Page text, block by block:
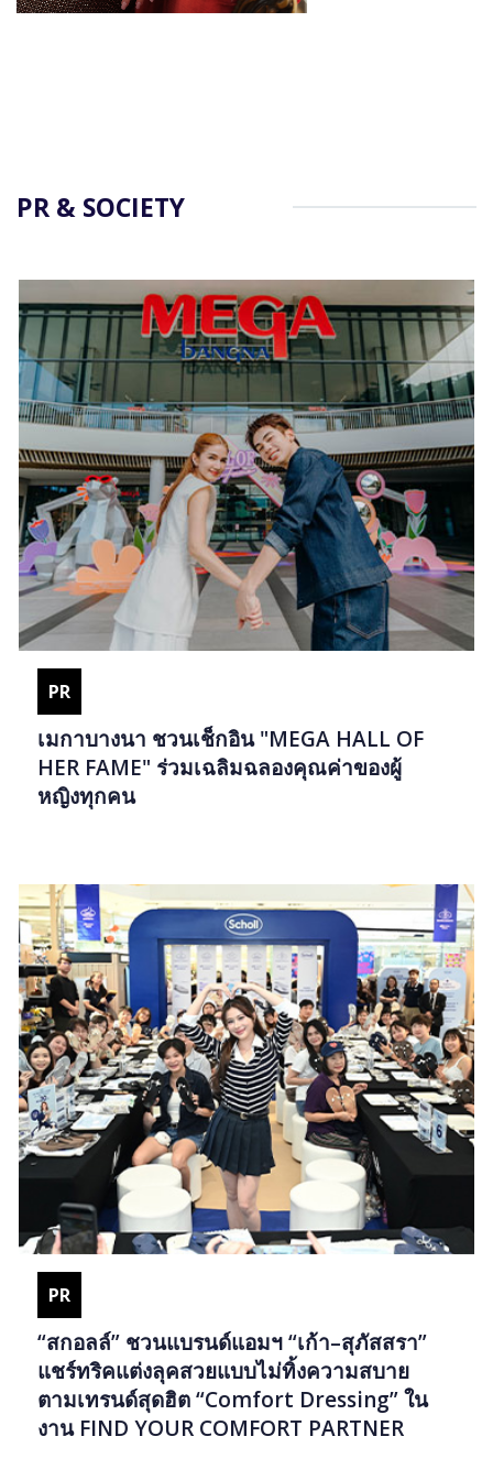
PR & SOCIETY
PR
เมกาบางนา ชวนเช็กอิน "MEGA HALL OF
HER FAME" ร่วมเฉลิมฉลองคุณค่าของผู้
หญิงทุกคน
PR
“สกอลล์” ชวนแบรนด์แอมฯ “เก้า–สุภัสสรา”
แชร์ทริคแต่งลุคสวยแบบไม่ทิ้งความสบาย
ตามเทรนด์สุดฮิต “Comfort Dressing” ใน
งาน FIND YOUR COMFORT PARTNER